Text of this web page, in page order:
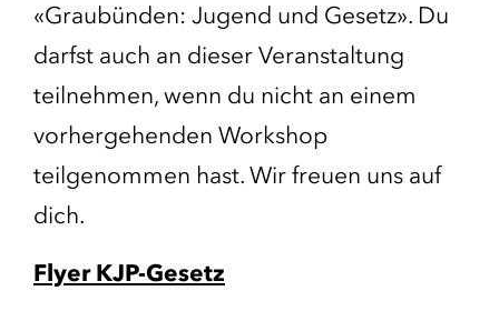
«Graubünden: Jugend und Gesetz». Du
darfst auch an dieser Veranstaltung
teilnehmen, wenn du nicht an einem
vorhergehenden Workshop
teilgenommen hast. Wir freuen uns auf
dich.
Flyer KJP-Gesetz